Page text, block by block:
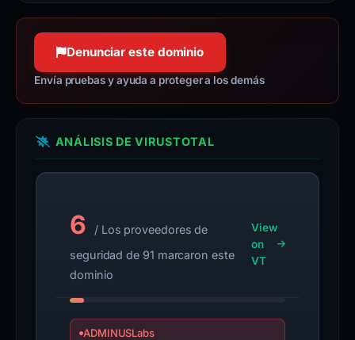
Denunciar este dominio
Envía pruebas y ayuda a proteger a los demás
ANÁLISIS DE VIRUSTOTAL
6
/ Los proveedores de
seguridad de 91 marcaron este
dominio
View
on
VT
ADMINUSLabs